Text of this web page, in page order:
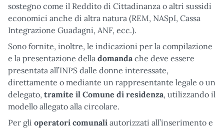
sostegno come il Reddito di Cittadinanza o altri sussidi
economici anche di altra natura (REM, NASpI, Cassa
Integrazione Guadagni, ANF, ecc.).
Sono fornite, inoltre, le indicazioni per la compilazione
e la presentazione della domanda che deve essere
presentata all’INPS dalle donne interessate,
direttamente o mediante un rappresentante legale o un
delegato, tramite il Comune di residenza, utilizzando il
modello allegato alla circolare.
Per gli operatori comunali autorizzati all’inserimento e